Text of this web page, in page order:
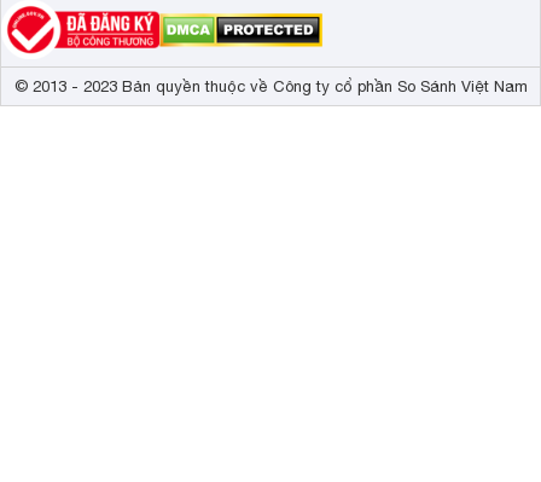
© 2013 - 2023 Bản quyền thuộc về Công ty cổ phần So Sánh Việt Nam